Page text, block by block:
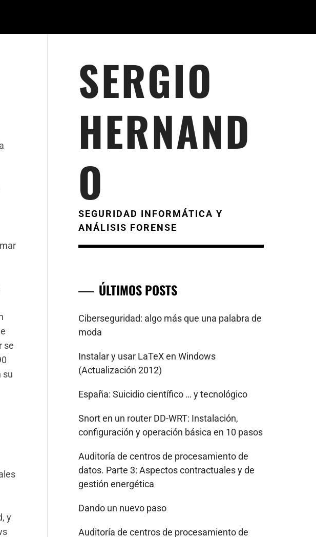
se
su
y
SERGIO
HERNAND
O
SEGURIDAD INFORMÁTICA Y
ANÁLISIS FORENSE
ÚLTIMOS POSTS
Ciberseguridad: algo más que una palabra de
moda
Instalar y usar LaTeX en Windows
(Actualización 2012)
España: Suicidio científico … y tecnológico
Snort en un router DD-WRT: Instalación,
configuración y operación básica en 10 pasos
Auditoría de centros de procesamiento de
datos. Parte 3: Aspectos contractuales y de
gestión energética
Dando un nuevo paso
Auditoría de centros de procesamiento de